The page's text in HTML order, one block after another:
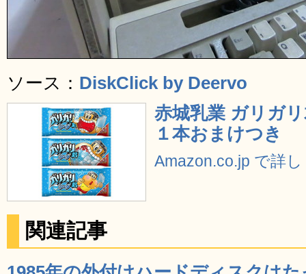
ソース： DiskClick by Deervo
赤城乳業 ガリガ
１本おまけつき
Amazon.co.jp で詳
関連記事